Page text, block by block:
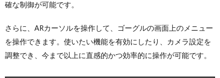
確な制御が可能です。
さらに、ARカーソルを操作して、ゴーグルの画面上のメニュー
を操作できます。使いたい機能を有効にしたり、カメラ設定を
調整でき、今まで以上に直感的かつ効率的に操作が可能です。